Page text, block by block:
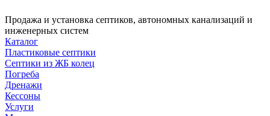
Продажа и установка септиков, автономных канализаций и
инженерных систем
Каталог
Пластиковые септики
Септики из ЖБ колец
Погреба
Дренажи
Кессоны
Услуги